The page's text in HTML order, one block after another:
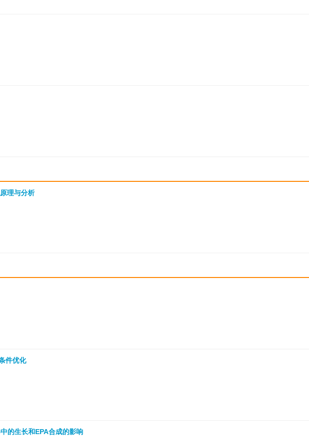
理与分析
件优化
的生长和EPA合成的影响